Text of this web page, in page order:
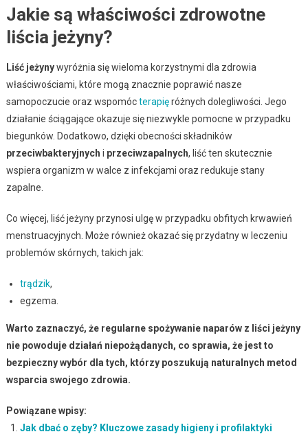
Jakie są właściwości zdrowotne
liścia jeżyny?
Liść jeżynywyróżnia się wieloma korzystnymi dla zdrowia
właściwościami, które mogą znacznie poprawić nasze
samopoczucie oraz wspomócterapięróżnych dolegliwości. Jego
działanie ściągające okazuje się niezwykle pomocne w przypadku
biegunków. Dodatkowo, dzięki obecności składników
przeciwbakteryjnych i przeciwzapalnych, liść ten skutecznie
wspiera organizm w walce z infekcjami oraz redukuje stany
zapalne.
Co więcej, liść jeżyny przynosi ulgę w przypadku obfitych krwawień
menstruacyjnych. Może również okazać się przydatny w leczeniu
problemów skórnych, takich jak:
trądzik,
egzema.
Warto zaznaczyć, że regularne spożywanie naparów z liści jeżyny
nie powoduje działań niepożądanych, co sprawia, że jest to
bezpieczny wybór dla tych, którzy poszukują naturalnych metod
wsparcia swojego zdrowia.
Powiązane wpisy:
Jak dbać o zęby? Kluczowe zasady higieny i profilaktyki